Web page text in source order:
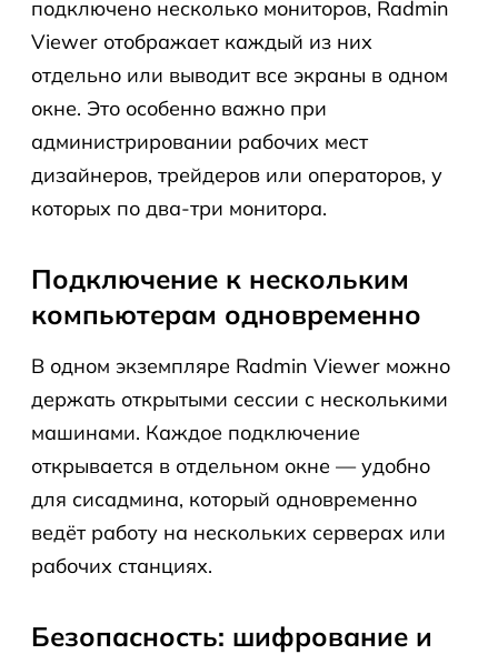
подключено несколько мониторов, Radmin
Viewer отображает каждый из них
отдельно или выводит все экраны в одном
окне. Это особенно важно при
администрировании рабочих мест
дизайнеров, трейдеров или операторов, у
которых по два-три монитора.
Подключение к нескольким
компьютерам одновременно
В одном экземпляре Radmin Viewer можно
держать открытыми сессии с несколькими
машинами. Каждое подключение
открывается в отдельном окне — удобно
для сисадмина, который одновременно
ведёт работу на нескольких серверах или
рабочих станциях.
Безопасность: шифрование и